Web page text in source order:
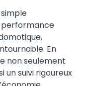
simple
performance
En
non seulement
un suivi rigoureux